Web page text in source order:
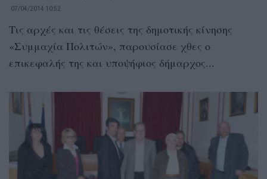
07/04/2014 10:52
Τις αρχές και τις θέσεις της δημοτικής κίνησης
«Συμμαχία Πολιτών», παρουσίασε χθες ο
επικεφαλής της και υποψήφιος δήμαρχος...